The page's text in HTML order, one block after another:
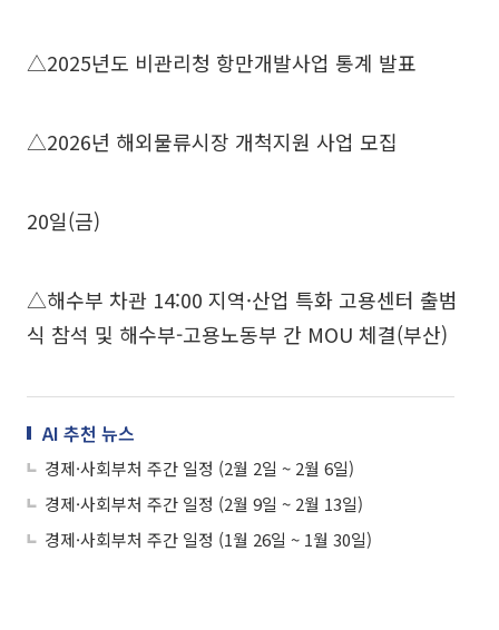
△2025년도 비관리청 항만개발사업 통계 발표
△2026년 해외물류시장 개척지원 사업 모집
20일(금)
△해수부 차관 14:00 지역·산업 특화 고용센터 출범
식 참석 및 해수부-고용노동부 간 MOU 체결(부산)
AI 추천 뉴스
경제·사회부처 주간 일정 (2월 2일 ~ 2월 6일)
경제·사회부처 주간 일정 (2월 9일 ~ 2월 13일)
경제·사회부처 주간 일정 (1월 26일 ~ 1월 30일)